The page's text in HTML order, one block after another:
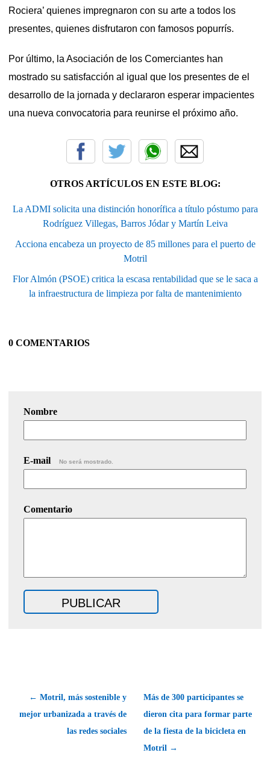
Rociera’ quienes impregnaron con su arte a todos los
presentes, quienes disfrutaron con famosos popurrís.
Por último, la Asociación de los Comerciantes han
mostrado su satisfacción al igual que los presentes de el
desarrollo de la jornada y declararon esperar impacientes
una nueva convocatoria para reunirse el próximo año.
OTROS ARTÍCULOS EN ESTE BLOG:
La ADMI solicita una distinción honorífica a título póstumo para
Rodríguez Villegas, Barros Jódar y Martín Leiva
Acciona encabeza un proyecto de 85 millones para el puerto de
Motril
Flor Almón (PSOE) critica la escasa rentabilidad que se le saca a
la infraestructura de limpieza por falta de mantenimiento
0 COMENTARIOS
Nombre
E-mail No será mostrado.
Comentario
← Motril, más sostenible y
mejor urbanizada a través de
las redes sociales
Más de 300 participantes se
dieron cita para formar parte
de la fiesta de la bicicleta en
Motril →